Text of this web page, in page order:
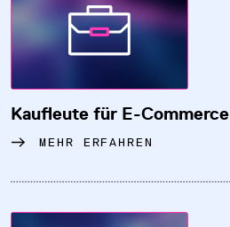
Kaufleute für E-Commerce
MEHR ERFAHREN